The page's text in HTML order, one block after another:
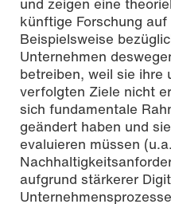
künftige Forschung
Beispielsweise
Unternehmen
betreiben, weil sie ihre
verfolgten Ziele nicht
sich fundamentale
geändert haben und
evaluieren müssen
aufgrund stärkerer